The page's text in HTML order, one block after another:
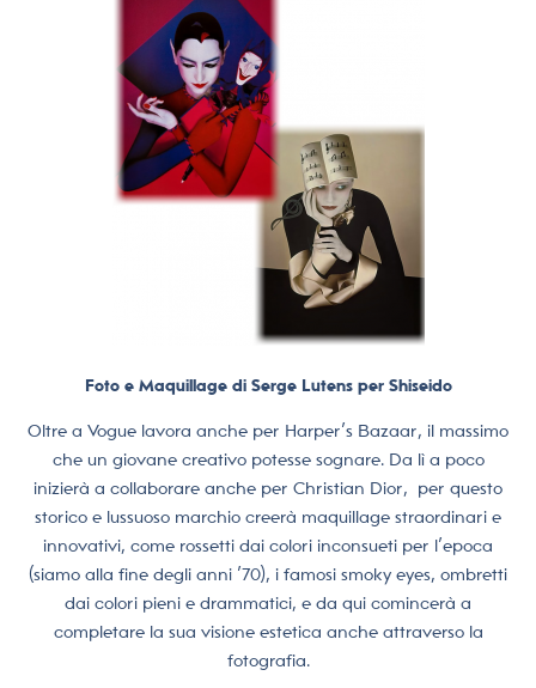
Foto e Maquillage di Serge Lutens per Shiseido
Oltre a Vogue lavora anche per Harper’s Bazaar, il massimo
che un giovane creativo potesse sognare. Da lì a poco
inizierà a collaborare anche per Christian Dior, per questo
storico e lussuoso marchio creerà maquillage straordinari e
innovativi, come rossetti dai colori inconsueti per l’epoca
(siamo alla fine degli anni ’70), i famosi smoky eyes, ombretti
dai colori pieni e drammatici, e da qui comincerà a
completare la sua visione estetica anche attraverso la
fotografia.